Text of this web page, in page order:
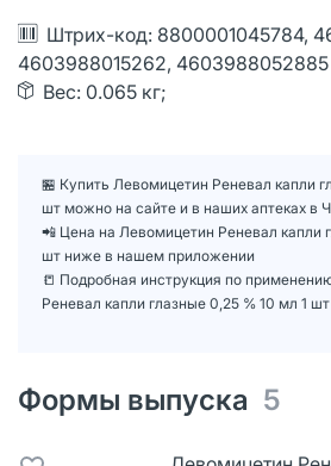
Штрих-код: 8800001045784,
4603988015262, 4603988052885
Вес: 0.065 кг;
🏪 Купить Левомицетин Реневал капли
шт можно на сайте и в наших аптеках в
📲 Цена на Левомицетин Реневал капли
шт ниже в нашем приложении
📒 Подробная инструкция по
Реневал капли глазные 0,25 % 10 мл 1 шт
Формы выпуска 5